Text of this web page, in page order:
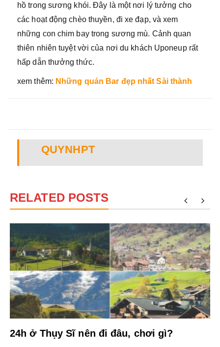
hồ trong sương khói. Đây là một nơi lý tưởng cho
các hoạt động chèo thuyền, đi xe đạp, và xem
những con chim bay trong sương mù. Cảnh quan
thiên nhiên tuyệt vời của nơi du khách Uponeup rất
hấp dẫn thưởng thức.
xem thêm: Những quán Bar đẹp nhất Sài thành
QUYNHPT
RELATED POSTS
24h ở Thụy Sĩ nên đi đâu, chơi gì?